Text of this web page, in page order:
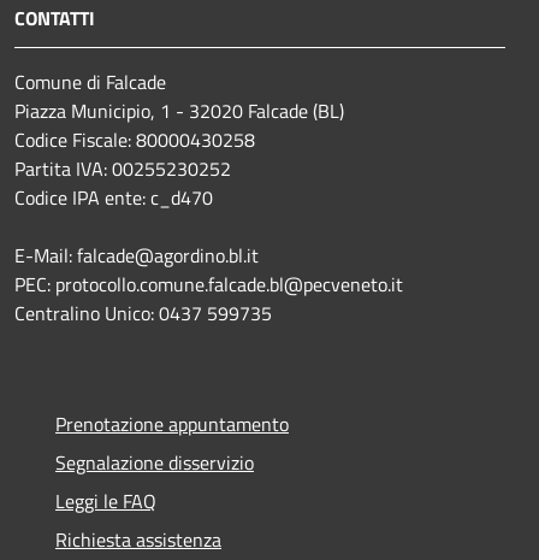
CONTATTI
Comune di Falcade
Piazza Municipio, 1 - 32020 Falcade (BL)
Codice Fiscale: 80000430258
Partita IVA: 00255230252
Codice IPA ente: c_d470
E-Mail: falcade@agordino.bl.it
PEC: protocollo.comune.falcade.bl@pecveneto.it
Centralino Unico: 0437 599735
Prenotazione appuntamento
Segnalazione disservizio
Leggi le FAQ
Richiesta assistenza